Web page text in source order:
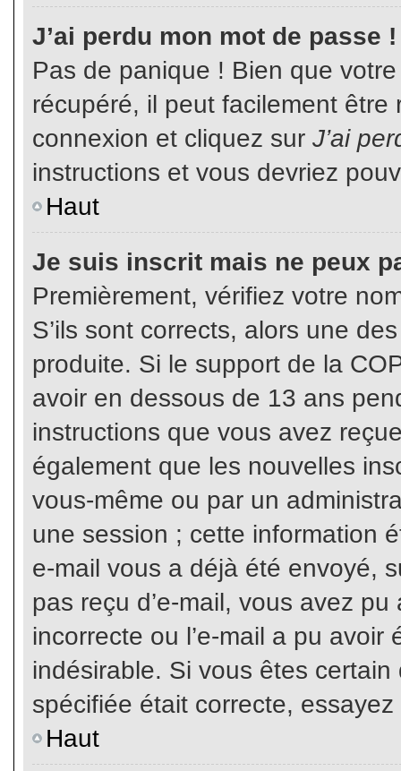
J’ai perdu mon mot de passe !
Pas de panique ! Bien que
récupéré, il peut facilement
connexion et cliquez sur J’ai
instructions et vous devriez
Haut
Je suis inscrit mais ne peux
Premièrement, vérifiez votre
S’ils sont corrects, alors une
produite. Si le support de la
avoir en dessous de 13 ans
instructions que vous avez
également que les nouvelles
vous-même ou par un
une session ; cette information
e-mail vous a déjà été envoyé,
pas reçu d’e-mail, vous avez
incorrecte ou l’e-mail a pu
indésirable. Si vous êtes
spécifiée était correcte,
Haut